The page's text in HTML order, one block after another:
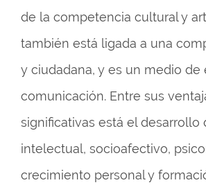
de la competencia cultural y
también está ligada a una
y ciudadana, y es un medio de
comunicación. Entre sus
significativas está el desarrollo
intelectual, socioafectivo,
crecimiento personal y